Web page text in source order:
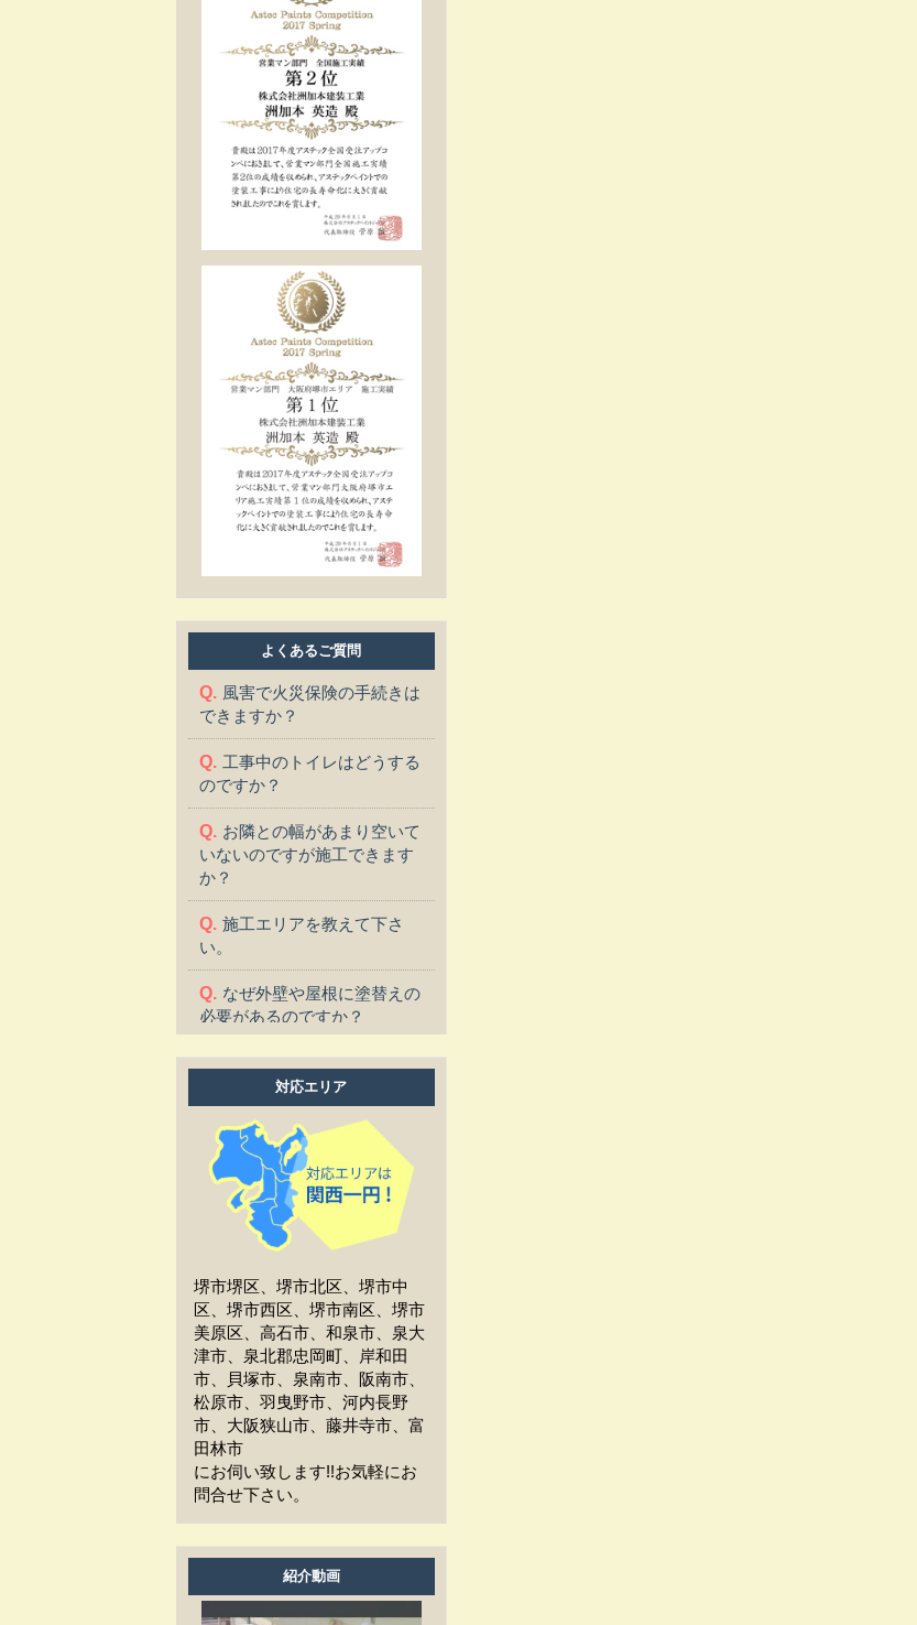
よくあるご質問
風害で火災保険の手続きは
できますか？
工事中のトイレはどうする
のですか？
お隣との幅があまり空いて
いないのですが施工できます
か？
施工エリアを教えて下さ
い。
なぜ外壁や屋根に塗替えの
必要があるのですか？
塗替えに適した季節はあり
工事中、車はどうしたらい
いか？
工事中、気になる事や相談
などがある場合はどうすれば
よいですか？
工事中は留守をしても大丈
夫ですか？
施工後の保証はどうなって
いますか？
作業時間は何時から何時ま
でですか？
家の周囲に荷物を置いてま
すが、どこまで片付ければよ
いですか？
洗濯物は干せますか？
対応エリア
堺市堺区、堺市北区、堺市中
区、堺市西区、堺市南区、堺市
美原区、高石市、和泉市、泉大
津市、泉北郡忠岡町、岸和田
市、貝塚市、泉南市、阪南市、
松原市、羽曳野市、河内長野
市、大阪狭山市、藤井寺市、富
田林市
にお伺い致します!!お気軽にお
問合せ下さい。
紹介動画